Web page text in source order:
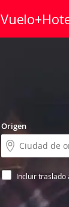
Origen
Incluir traslado